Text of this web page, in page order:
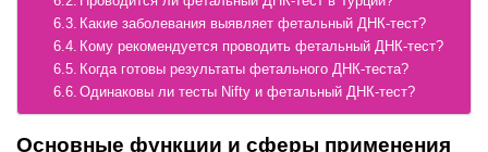
Какие заболевания выявляет фетальный ДНК-тест?
Кому рекомендуется проводить фетальный ДНК-тест?
Когда готовы результаты фетального ДНК-теста?
Одинаковы ли тесты Nifty и фетальный ДНК-тест?
Основные функции и сферы применения